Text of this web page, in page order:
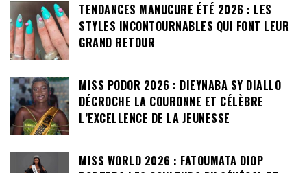
TENDANCES MANUCURE ÉTÉ 2026 : LES
STYLES INCONTOURNABLES QUI FONT LEUR
GRAND RETOUR
MISS PODOR 2026 : DIEYNABA SY DIALLO
DÉCROCHE LA COURONNE ET CÉLÈBRE
L’EXCELLENCE DE LA JEUNESSE
MISS WORLD 2026 : FATOUMATA DIOP